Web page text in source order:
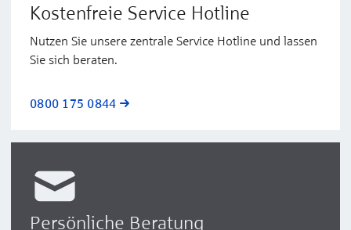
Kostenfreie Service Hotline
Nutzen Sie unsere zentrale Service Hotline und lassen
Sie sich beraten.
0800 175 0844
Persönliche Beratung